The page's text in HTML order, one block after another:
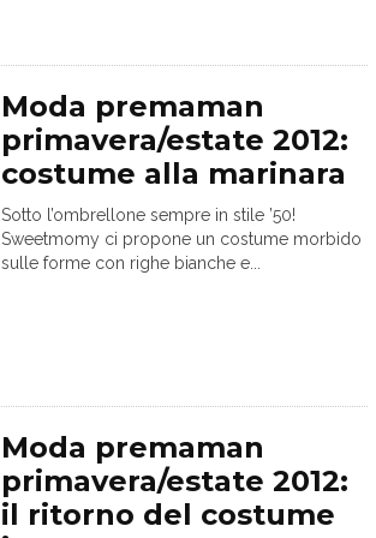
Moda premaman
primavera/estate 2012:
costume alla marinara
Sotto l’ombrellone sempre in stile ’50!
Sweetmomy ci propone un costume morbido
sulle forme con righe bianche e...
Moda premaman
primavera/estate 2012:
il ritorno del costume